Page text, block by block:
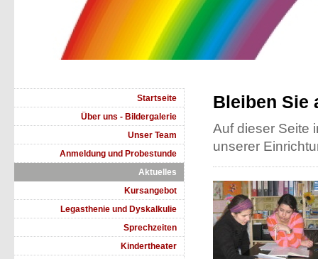
Bleiben Sie
Auf dieser Seite
unserer
Startseite
Über uns - Bildergalerie
Unser Team
Anmeldung und Probestunde
Aktuelles
Kursangebot
Legasthenie und Dyskalkulie
Sprechzeiten
Kindertheater